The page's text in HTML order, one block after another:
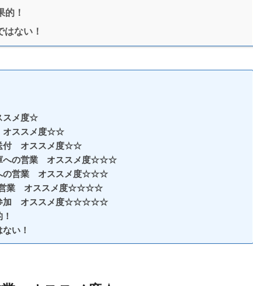
！
ない！
スメ度☆
オススメ度☆☆
付 オススメ度☆☆
への営業 オススメ度☆☆☆
の営業 オススメ度☆☆☆
営業 オススメ度☆☆☆☆
参加 オススメ度☆☆☆☆☆
い！